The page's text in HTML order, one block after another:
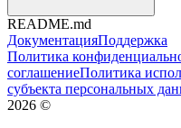
README.md
ДокументацияПоддержка
Политика
соглашениеПолитика
субъекта персональных
2026 ©